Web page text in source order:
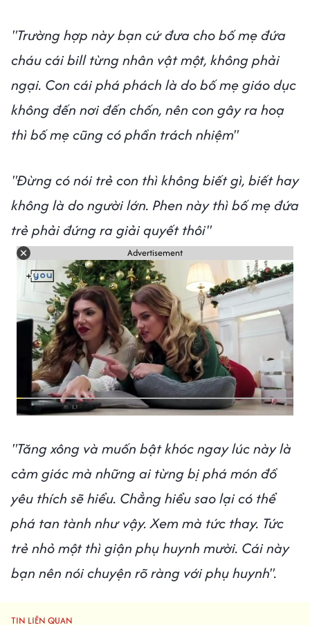
"Trường hợp này bạn cứ đưa cho bố mẹ đứa
cháu cái bill từng nhân vật một, không phải
ngại. Con cái phá phách là do bố mẹ giáo dục
không đến nơi đến chốn, nên con gây ra hoạ
thì bố mẹ cũng có phần trách nhiệm"
"Đừng có nói trẻ con thì không biết gì, biết hay
không là do người lớn. Phen này thì bố mẹ đứa
trẻ phải đứng ra giải quyết thôi"
Advertisement
"Tăng xông và muốn bật khóc ngay lúc này là
cảm giác mà những ai từng bị phá món đồ
yêu thích sẽ hiểu. Chẳng hiểu sao lại có thể
phá tan tành như vậy. Xem mà tức thay. Tức
trẻ nhỏ một thì giận phụ huynh mười. Cái này
bạn nên nói chuyện rõ ràng với phụ huynh".
TIN LIÊN QUAN